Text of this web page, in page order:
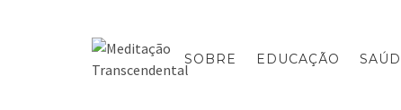
SOBRE EDUCAÇÃO